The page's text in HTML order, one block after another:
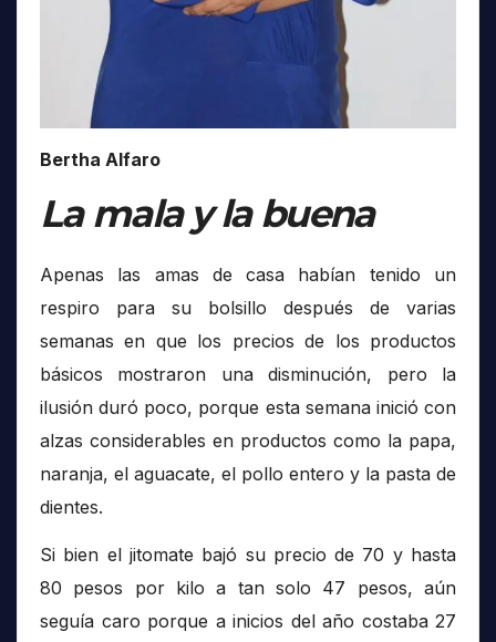
Bertha Alfaro
La mala y la buena
Apenas las amas de casa habían tenido un
respiro para su bolsillo después de varias
semanas en que los precios de los productos
básicos mostraron una disminución, pero la
ilusión duró poco, porque esta semana inició con
alzas considerables en productos como la papa,
naranja, el aguacate, el pollo entero y la pasta de
dientes.
Si bien el jitomate bajó su precio de 70 y hasta
80 pesos por kilo a tan solo 47 pesos, aún
seguía caro porque a inicios del año costaba 27